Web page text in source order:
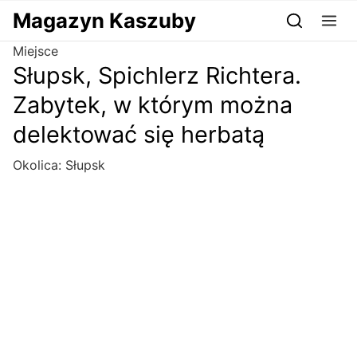
Przejdź do serwisu magazynkaszuby.pl
Magazyn Kaszuby
Miejsce
Słupsk, Spichlerz Richtera.
Zabytek, w którym można
delektować się herbatą
Okolica: Słupsk